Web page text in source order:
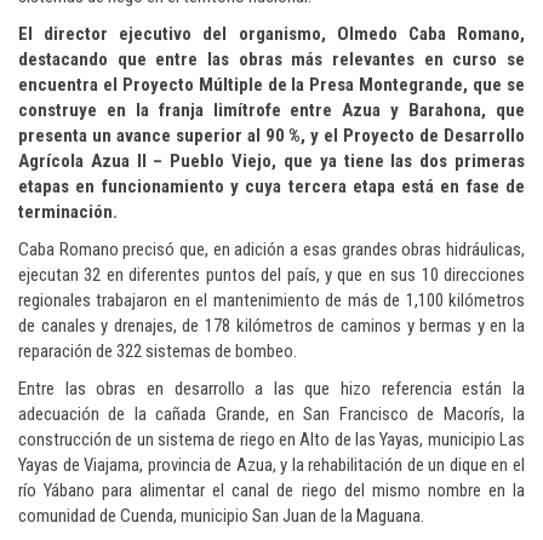
El director ejecutivo del organismo, Olmedo Caba Romano,
destacando que entre las obras más relevantes en curso se
encuentra el Proyecto Múltiple de la Presa Montegrande, que se
construye en la franja limítrofe entre Azua y Barahona, que
presenta un avance superior al 90 %, y el Proyecto de Desarrollo
Agrícola Azua II – Pueblo Viejo, que ya tiene las dos primeras
etapas en funcionamiento y cuya tercera etapa está en fase de
terminación.
Caba Romano precisó que, en adición a esas grandes obras hidráulicas,
ejecutan 32 en diferentes puntos del país, y que en sus 10 direcciones
regionales trabajaron en el mantenimiento de más de 1,100 kilómetros
de canales y drenajes, de 178 kilómetros de caminos y bermas y en la
reparación de 322 sistemas de bombeo.
Entre las obras en desarrollo a las que hizo referencia están la
adecuación de la cañada Grande, en San Francisco de Macorís, la
construcción de un sistema de riego en Alto de las Yayas, municipio Las
Yayas de Viajama, provincia de Azua, y la rehabilitación de un dique en el
río Yábano para alimentar el canal de riego del mismo nombre en la
comunidad de Cuenda, municipio San Juan de la Maguana.